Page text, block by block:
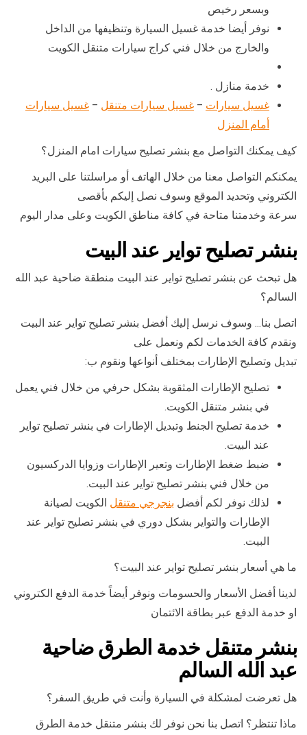
وبسعر رخيص
نوفر أيضا خدمة غسيل السيارة وتنظيفها من الداخل
والخارج من خلال فني كراج سيارات متنقل الكويت
خدمة منازل .
غسيل سيارات – غسيل سيارات متنقل – غسيل سيارات
أمام المنزل
كيف يمكنك التواصل مع بنشر تصليح سيارات امام المنزل؟
يمكنكم التواصل معنا من خلال الهاتف أو مراسلتنا على البريد
الكتروني وتحديد الموقع وسوف نصل إليكم بأقصى
سرعة وخدمتنا متاحة في كافة مناطق الكويت وعلى مدار اليوم
بنشر تصليح تواير عند البيت
هل تبحث عن بنشر تصليح تواير عند البيت منطقة ضاحية عبد الله
السالم؟
اتصل بنا… وسوف نرسل إليك أفضل بنشر تصليح تواير عند البيت
ونقدم كافة الخدمات لكم ونعمل على
تبديل وتصليح الإطارات بمختلف أنواعها ونقوم ب:
تصليح الإطارات المثقوبة بشكل حرفي من خلال فني يعمل
في بنشر متنقل الكويت.
خدمة تصليح الجنط وتبديل الإطارات في بنشر تصليح تواير
عند البيت.
ضبط ضغط الإطارات وتعير الإطارات وزوايا الدركسيون
من خلال فني بنشر تصليح تواير عند البيت.
لذلك نوفر لكم أفضل بنجرجي متنقل الكويت لصيانة
الإطارات والتواير بشكل دوري في بنشر تصليح تواير عند
البيت.
ما هي أسعار بنشر تصليح تواير عند البيت؟
لدينا أفضل الأسعار والحسومات ونوفر أيضاً خدمة الدفع الكتروني
او خدمة الدفع عبر بطاقة الائتمان
بنشر متنقل خدمة الطرق ضاحية
عبد الله السالم
هل تعرضت لمشكلة في السيارة وأنت في طريق السفر؟
ماذا تنتظر؟ اتصل بنا نحن نوفر لك بنشر متنقل خدمة الطرق